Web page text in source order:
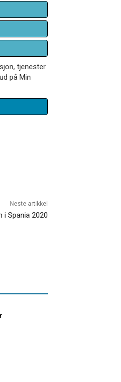
tjenester
på Min
Neste artikkel
i Spania 2020